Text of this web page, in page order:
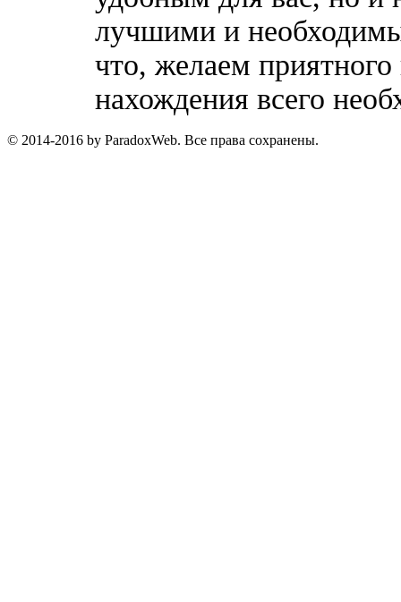
лучшими и
что, желаем
нахождения всего
© 2014-2016 by ParadoxWeb. Все права сохранены.